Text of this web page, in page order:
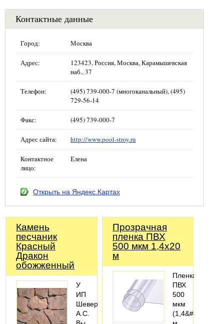
Контактные данные
Город: Москва
Адрес:
123423, Россия, Москва, Карамышевская
наб., 37
Телефон:
(495) 739-000-7 (многоканальный), (495)
729-56-14
Факс: (495) 739-000-7
Адрес сайта: http://www.pool-stroy.ru
Контактное
лицо:
Елена
Открыть на Яндекс.Картах
Камень
песчаник
Красный
Дракон
обожженный
У
ИП
Шеверев
А.С.
Прозрачная
пленка ПВХ
500 мкм 1,4х20
м
Пленка
ПВХ
500
мкм
(1,4&#215;20